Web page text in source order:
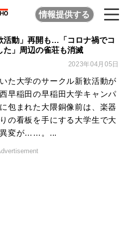
情報提供する
活動」再開も…「コロナ禍でコ
た」周辺の雀荘も消滅
2023年04月05日
た大学のサークル新歓活動が
早稲田の早稲田大学キャンパ
包まれた大隈銅像前は、楽器
の看板を手にする大学生で大
異変が……。...